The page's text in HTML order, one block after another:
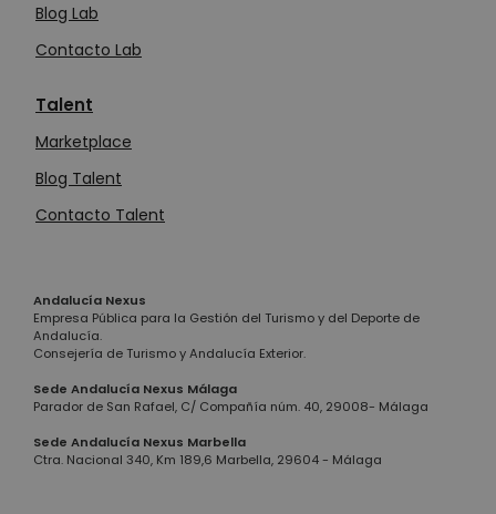
Blog Lab
Contacto Lab
Talent
Marketplace
Blog Talent
Contacto Talent
Andalucía Nexus
Empresa Pública para la Gestión del Turismo y del Deporte de
Andalucía.
Consejería de Turismo y Andalucía Exterior.
Sede Andalucía Nexus Málaga
Parador de San Rafael, C/ Compañía núm. 40, 29008- Málaga
Sede Andalucía Nexus Marbella
Ctra. Nacional 340, Km 189,6 Marbella, 29604 - Málaga